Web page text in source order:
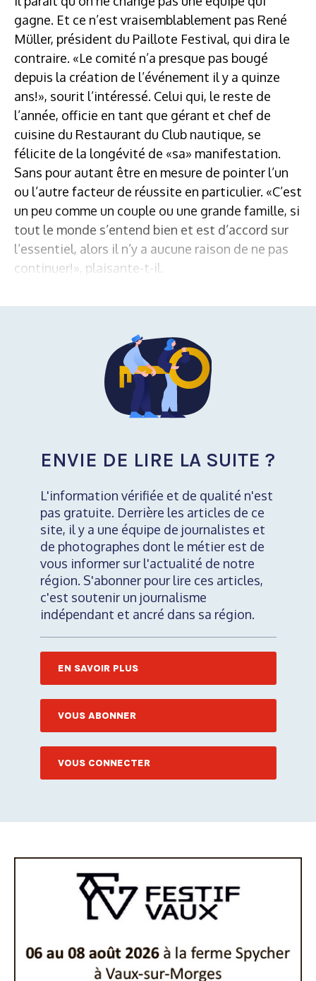
gagne. Et ce n’est vraisemblablement pas René
Müller, président du Paillote Festival, qui dira le
contraire. «Le comité n’a presque pas bougé
depuis la création de l’événement il y a quinze
ans!», sourit l’intéressé. Celui qui, le reste de
l’année, officie en tant que gérant et chef de
cuisine du Restaurant du Club nautique, se
félicite de la longévité de «sa» manifestation.
Sans pour autant être en mesure de pointer l’un
ou l’autre facteur de réussite en particulier. «C’est
un peu comme un couple ou une grande famille, si
tout le monde s’entend bien et est d’accord sur
l’essentiel, alors il n’y a aucune raison de ne pas
continuer!», plaisante-t-il.
ENVIE DE LIRE LA SUITE ?
L'information vérifiée et de qualité n'est
pas gratuite. Derrière les articles de ce
site, il y a une équipe de journalistes et
de photographes dont le métier est de
vous informer sur l'actualité de notre
région. S'abonner pour lire ces articles,
c'est soutenir un journalisme
indépendant et ancré dans sa région.
EN SAVOIR PLUS
VOUS ABONNER
VOUS CONNECTER